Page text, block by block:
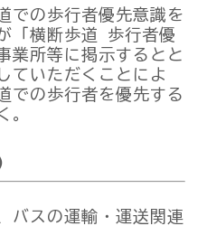
での歩行者優先意識を
「横断歩道 歩行者優
業所等に掲示するとと
ていただくことによ
での歩行者を優先する
。
バスの運輸・運送関連